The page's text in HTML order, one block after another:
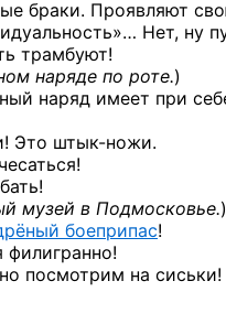
браки. Проявляют
Нет, ну
трамбуют!
наряде по роте.)
наряд имеет при
Это штык-ножи.
музей в Подмосковье.)
боеприпас!
посмотрим на сиськи!